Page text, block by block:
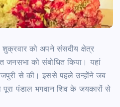
शुक्रवार को अपने संसदीय क्षेत्र
जनसभा को संबोधित किया। यहां
से की। इससे पहले उन्होंने जब
पूरा पंडाल भगवान शिव के जयकारों से